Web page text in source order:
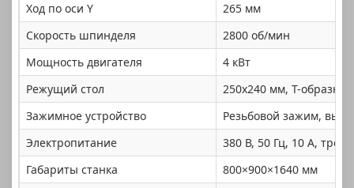
Ход по оси Y
265 мм
Скорость шпинделя
2800 об/мин
Мощность двигателя
4 кВт
Режущий стол
250x240 мм, T-
Зажимное устройство
Резьбовой зажим,
Электропитание
380 В, 50 Гц, 10 А,
Габариты станка
800×900×1640 мм